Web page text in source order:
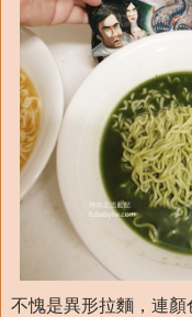
不愧是異形拉麵，連